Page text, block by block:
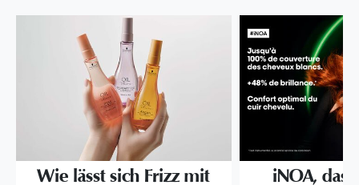
Wie lässt sich Frizz mit iNOA, das